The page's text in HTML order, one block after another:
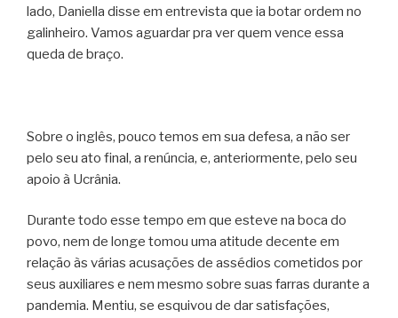
lado, Daniella disse em entrevista que ia botar ordem no
galinheiro. Vamos aguardar pra ver quem vence essa
queda de braço.
Sobre o inglês, pouco temos em sua defesa, a não ser
pelo seu ato final, a renúncia, e, anteriormente, pelo seu
apoio à Ucrânia.
Durante todo esse tempo em que esteve na boca do
povo, nem de longe tomou uma atitude decente em
relação às várias acusações de assédios cometidos por
seus auxiliares e nem mesmo sobre suas farras durante a
pandemia. Mentiu, se esquivou de dar satisfações,